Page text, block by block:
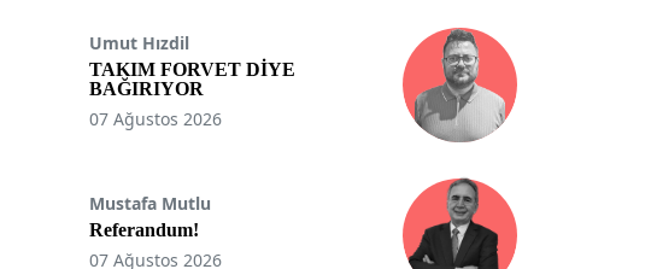
Umut Hızdil
TAKIM FORVET DİYE
BAĞIRIYOR
07 Ağustos 2026
Mustafa Mutlu
Referandum!
07 Ağustos 2026